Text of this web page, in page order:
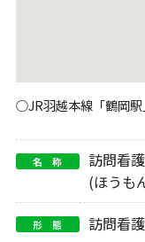
○JR羽越本線「鶴岡
名 称
訪問看
(ほうも
形 態 訪問看